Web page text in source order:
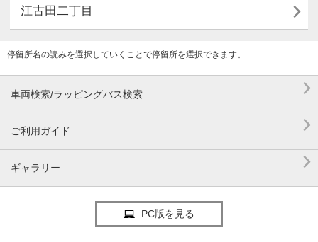
江古田二丁目 
停留所名の読みを選択していくことで停留所を選択できます。
車両検索/ラッピングバス検索 
ご利用ガイド 
ギャラリー 
PC版を見る